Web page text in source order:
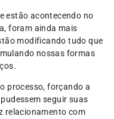
estão acontecendo no
foram ainda mais
modificando tudo que
nossas formas
processo, forçando a
seguir suas
relacionamento com